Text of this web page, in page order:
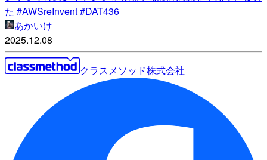
た #AWSreInvent #DAT436
あかいけ
2025.12.08
クラスメソッド株式会社